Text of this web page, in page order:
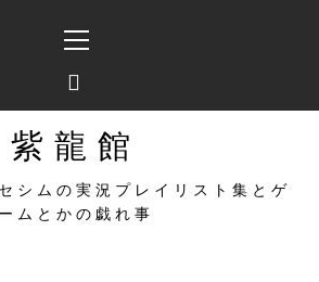
イ
ュ
ー
紫龍館
シムの実況プレイリスト集とゲ
ームとかの戯れ事